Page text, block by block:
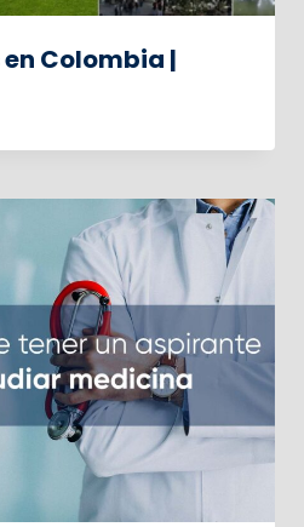
Colombia |